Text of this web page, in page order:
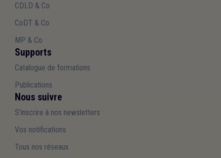
CDLD & Co
CoDT & Co
MP & Co
Supports
Catalogue de formations
Publications
Nous suivre
S'inscrire à nos newsletters
Vos notifications
Tous nos réseaux